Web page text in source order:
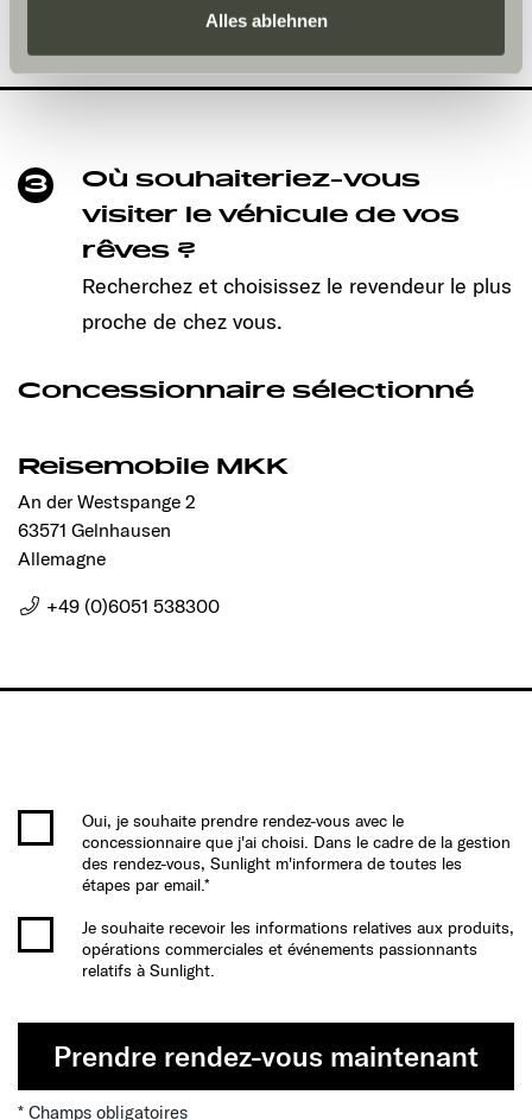
freiwillig, für den Besuch der Website nicht erforderlich
und kann jederzeit über die Einstellungen widerrufen
werden. Klicken Sie auf Ablehnen, werden nur die
Ermöglichung der Seitennavigation erforderlich sind.
Alles ablehnen
3
Où souhaiteriez-vous
visiter le véhicule de vos
rêves ?
Recherchez et choisissez le revendeur le plus
proche de chez vous.
Concessionnaire sélectionné
Reisemobile MKK
An der Westspange 2
63571 Gelnhausen
Allemagne
+49 (0)6051 538300
Oui, je souhaite prendre rendez-vous avec le
concessionnaire que j'ai choisi. Dans le cadre de la gestion
des rendez-vous, Sunlight m'informera de toutes les
étapes par email.*
Je souhaite recevoir les informations relatives aux produits,
opérations commerciales et événements passionnants
relatifs à Sunlight.
Prendre rendez-vous maintenant
* Champs obligatoires